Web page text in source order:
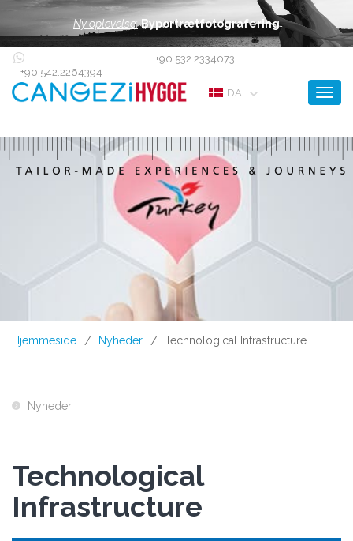
Ny oplevelse: Byportrætfotografering
+90.542.2264394
+90.532.2334073
DA
Hjemmeside / Nyheder / Technological Infrastructure
Nyheder
Technological
Infrastructure